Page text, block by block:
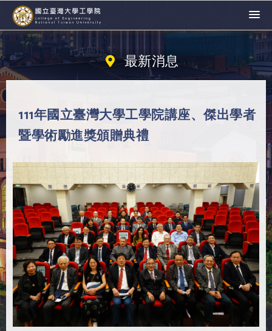
最新消息
111年國立臺灣大學工學院講座、傑出學者
暨學術勵進獎頒贈典禮